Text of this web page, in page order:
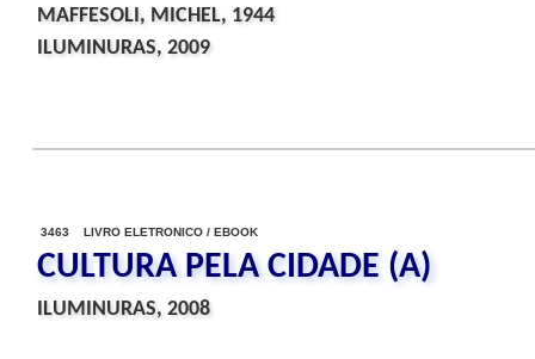
MAFFESOLI, MICHEL, 1944
ILUMINURAS, 2009
3463 LIVRO ELETRONICO / EBOOK
CULTURA PELA CIDADE (A)
ILUMINURAS, 2008